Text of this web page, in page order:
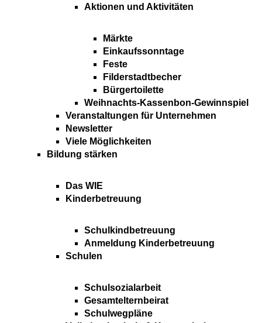
Aktionen und Aktivitäten
Märkte
Einkaufssonntage
Feste
Filderstadtbecher
Bürgertoilette
Weihnachts-Kassenbon-Gewinnspiel
Veranstaltungen für Unternehmen
Newsletter
Viele Möglichkeiten
Bildung stärken
Das WIE
Kinderbetreuung
Schulkindbetreuung
Anmeldung Kinderbetreuung
Schulen
Schulsozialarbeit
Gesamtelternbeirat
Schulwegpläne